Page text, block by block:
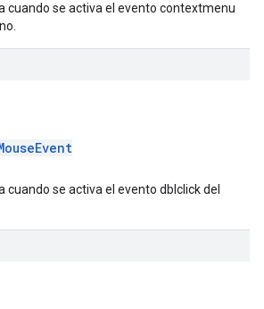
cuando se activa el evento contextmenu
cuando se activa el evento dblclick del